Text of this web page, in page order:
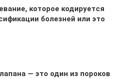
которое кодируется
болезней или это
— это один из пороков